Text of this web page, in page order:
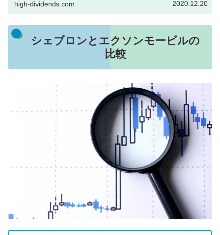
high-dividends.com 2020.12.20
シェブロンとエクソンモービルの
比較